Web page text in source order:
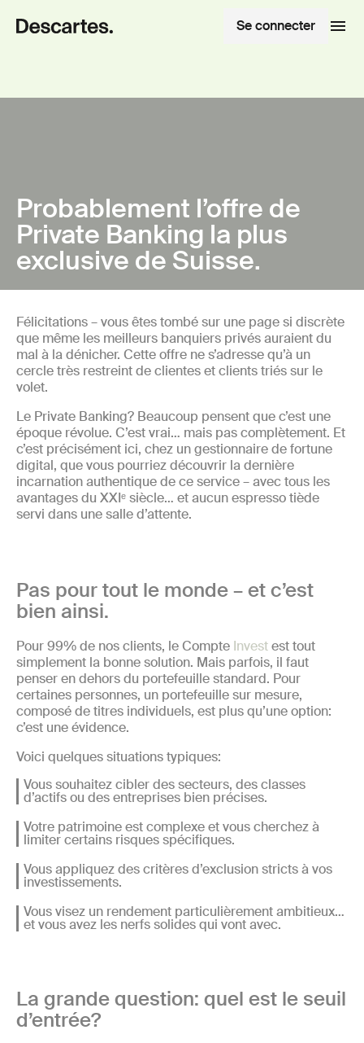
Se connecter
Probablement l’offre de
Private Banking la plus
exclusive de Suisse.
Félicitations – vous êtes tombé sur une page si discrète
que même les meilleurs banquiers privés auraient du
mal à la dénicher. Cette offre ne s’adresse qu’à un
cercle très restreint de clientes et clients triés sur le
volet.
Le Private Banking? Beaucoup pensent que c’est une
époque révolue. C’est vrai… mais pas complètement. Et
c’est précisément ici, chez un gestionnaire de fortune
digital, que vous pourriez découvrir la dernière
incarnation authentique de ce service – avec tous les
avantages du XXIᵉ siècle… et aucun espresso tiède
servi dans une salle d’attente.
Pas pour tout le monde – et c’est
bien ainsi.
Pour 99% de nos clients, le Compte Investest tout
simplement la bonne solution. Mais parfois, il faut
penser en dehors du portefeuille standard. Pour
certaines personnes, un portefeuille sur mesure,
composé de titres individuels, est plus qu’une option:
c’est une évidence.
Voici quelques situations typiques:
Vous souhaitez cibler des secteurs, des classes
d’actifs ou des entreprises bien précises.
Votre patrimoine est complexe et vous cherchez à
limiter certains risques spécifiques.
Vous appliquez des critères d’exclusion stricts à vos
investissements.
Vous visez un rendement particulièrement ambitieux…
et vous avez les nerfs solides qui vont avec.
La grande question: quel est le seuil
d’entrée?